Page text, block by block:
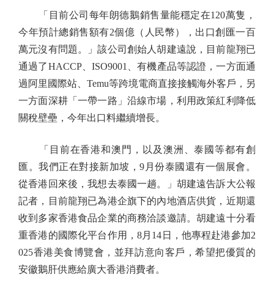
「目前公司每年朗德鵝銷售量能穩定在120萬隻，
今年預計總銷售額有2個億（人民幣），出口創匯一百
萬元沒有問題。」該公司創始人胡建遠說，目前龍翔已
通過了HACCP、ISO9001、有機產品等認證，一方面通
過阿里國際站、Temu等跨境電商直接接觸海外客戶，另
一方面深耕「一帶一路」沿線市場，利用政策紅利降低
關稅壁壘，今年出口料繼續增長。
「目前在香港和澳門，以及澳洲、泰國等都有創
匯。我們正在對接新加坡，9月份泰國還有一個展會。
從香港回來後，我想去泰國一趟。」胡建遠告訴大公報
記者，目前龍翔已為港企旗下的內地酒店供貨，近期還
收到多家香港食品企業的商務洽談邀請。胡建遠十分看
重香港的國際化平台作用，8月14日，他專程赴港參加2
025香港美食博覽會，並拜訪意向客戶，希望把優質的
安徽鵝肝供應給廣大香港消費者。